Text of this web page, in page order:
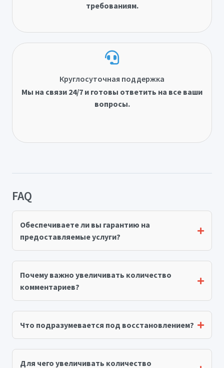
требованиям.
Круглосуточная поддержка
Мы на связи 24/7 и готовы ответить на все ваши
вопросы.
FAQ
Обеспечиваете ли вы гарантию на
предоставляемые услуги?
Почему важно увеличивать количество
комментариев?
Что подразумевается под восстановлением?
Для чего увеличивать количество